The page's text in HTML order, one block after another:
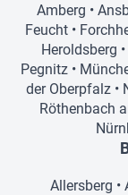
Amberg •
Feucht •
Heroldsberg •
Pegnitz•
der Oberpfalz•
Röthenbach
Allersberg •